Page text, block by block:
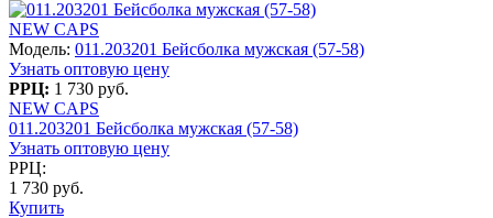
NEW CAPS
Модель: 011.203201 Бейсболка мужская (57-58)
Узнать оптовую цену
РРЦ: 1 730 руб.
NEW CAPS
011.203201 Бейсболка мужская (57-58)
Узнать оптовую цену
РРЦ:
1 730 руб.
Купить